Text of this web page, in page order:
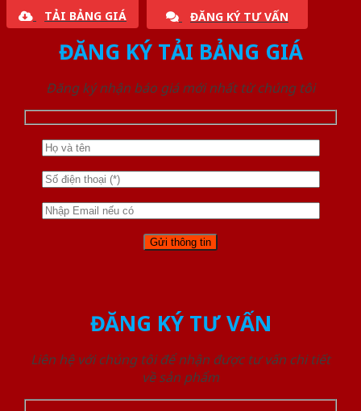
TẢI BẢNG GIÁ ĐĂNG KÝ TƯ VẤN
ĐĂNG KÝ TẢI BẢNG GIÁ
Đăng ký nhận báo giá mới nhất từ chúng tôi
ĐĂNG KÝ TƯ VẤN
Liên hệ với chúng tôi để nhận được tư vấn chi tiết
về sản phẩm